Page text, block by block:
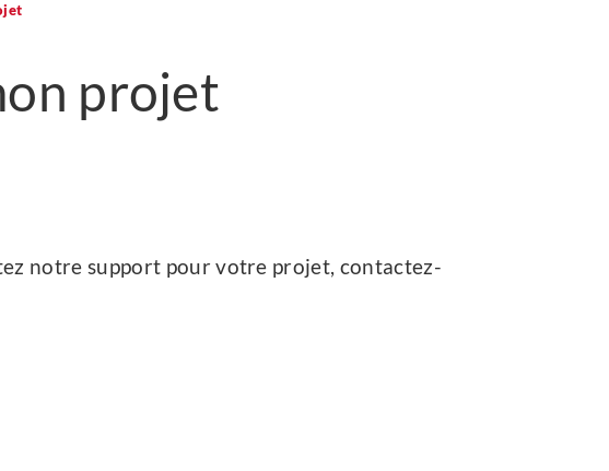
projet
notre support pour votre projet, contactez-